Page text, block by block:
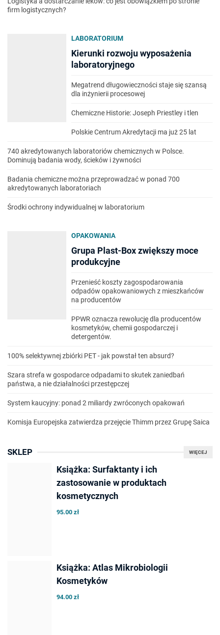
firm logistycznych?
LABORATORIUM
Kierunki rozwoju wyposażenia
laboratoryjnego
Megatrend długowieczności staje się szansą
dla inżynierii procesowej
Chemiczne Historie: Joseph Priestley i tlen
Polskie Centrum Akredytacji ma już 25 lat
740 akredytowanych laboratoriów chemicznych w Polsce.
Dominują badania wody, ścieków i żywności
Badania chemiczne można przeprowadzać w ponad 700
akredytowanych laboratoriach
Środki ochrony indywidualnej w laboratorium
OPAKOWANIA
Grupa Plast-Box zwiększy moce
produkcyjne
Przenieść koszty zagospodarowania
odpadów opakowaniowych z mieszkańców
na producentów
PPWR oznacza rewolucję dla producentów
kosmetyków, chemii gospodarczej i
detergentów.
100% selektywnej zbiórki PET - jak powstał ten absurd?
Szara strefa w gospodarce odpadami to skutek zaniedbań
państwa, a nie działalności przestępczej
System kaucyjny: ponad 2 miliardy zwróconych opakowań
Komisja Europejska zatwierdza przejęcie Thimm przez Grupę Saica
WIĘCEJ
SKLEP
Książka: Surfaktanty i ich
zastosowanie w produktach
kosmetycznych
95.00 zł
Książka: Atlas Mikrobiologii
Kosmetyków
94.00 zł